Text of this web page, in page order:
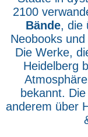
2100
Bände, die
Neobooks
Die Werke,
Heidelberg
bekannt.
anderem über